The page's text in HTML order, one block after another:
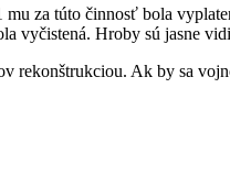
za túto činnosť bola
vyčistená. Hroby sú jasne
rekonštrukciou. Ak by sa